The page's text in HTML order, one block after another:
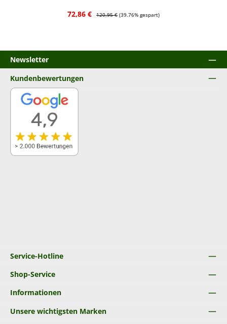
Verkaufspreis:
72,86 € Regulärer Preis:
120,95 € (39.76% gespart)
Newsletter
Service-Hotline
Shop-Service
Informationen
Unsere wichtigsten Marken
Kundenbewertungen